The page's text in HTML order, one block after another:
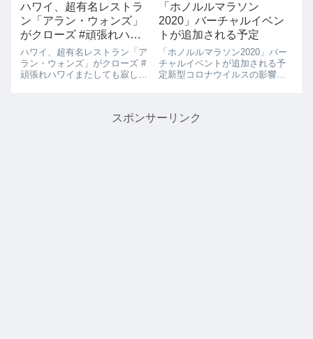
ハワイ、超有名レストラ
ン「アラン・ウォンズ」
がクローズ #頑張れハワ
イ
ハワイ、超有名レストラン「ア
ラン・ウォンズ」がクローズ #
頑張れハワイまたしても寂しニ
閉じ、閉店することになりまし
「ホノルルマラソン
2020」バーチャルイベン
トが追加される予定
「ホノルルマラソン2020」バー
チャルイベントが追加される予
定新型コロナウイルスの影響
多いのではないでしょうか？5
スポンサーリンク